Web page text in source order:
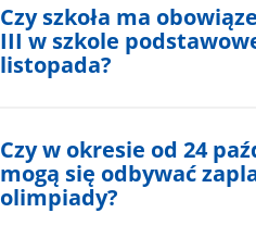
Czy szkoła ma
III w szkole
listopada?
Czy w okresie od 24
mogą się odbywać
olimpiady?